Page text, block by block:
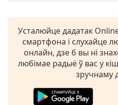
opens
subtitles
settings
dialog
selected
Усталюйце дадатак
смартфона і слухайце
онлайн, дзе б вы ні
любімае радыё ў вас у
зручнаму